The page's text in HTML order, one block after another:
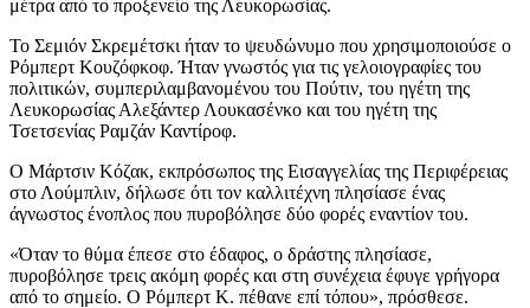
μέτρα από το προξενείο της Λευκορωσίας.
Το Σεμιόν Σκρεμέτσκι ήταν το ψευδώνυμο που χρησιμοποιούσε ο
Ρόμπερτ Κουζόφκοφ. Ήταν γνωστός για τις γελοιογραφίες του
πολιτικών, συμπεριλαμβανομένου του Πούτιν, του ηγέτη της
Λευκορωσίας Αλεξάντερ Λουκασένκο και του ηγέτη της
Τσετσενίας Ραμζάν Καντίροφ.
Ο Μάρτσιν Κόζακ, εκπρόσωπος της Εισαγγελίας της Περιφέρειας
στο Λούμπλιν, δήλωσε ότι τον καλλιτέχνη πλησίασε ένας
άγνωστος ένοπλος που πυροβόλησε δύο φορές εναντίον του.
«Όταν το θύμα έπεσε στο έδαφος, ο δράστης πλησίασε,
πυροβόλησε τρεις ακόμη φορές και στη συνέχεια έφυγε γρήγορα
από το σημείο. Ο Ρόμπερτ Κ. πέθανε επί τόπου», πρόσθεσε.